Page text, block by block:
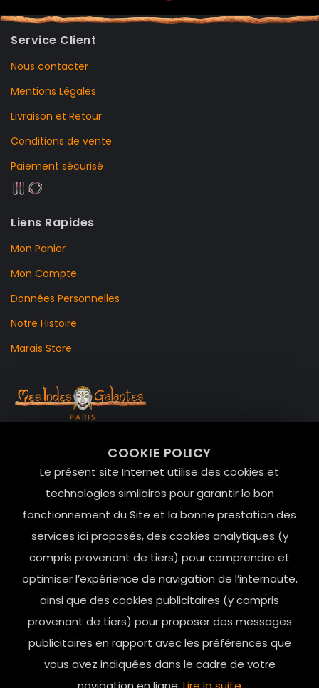
COOKIE POLICY
Le présent site Internet utilise des cookies et
technologies similaires pour garantir le bon
fonctionnement du Site et la bonne prestation des
services ici proposés, des cookies analytiques (y
compris provenant de tiers) pour comprendre et
optimiser l’expérience de navigation de l’internaute,
ainsi que des cookies publicitaires (y compris
provenant de tiers) pour proposer des messages
publicitaires en rapport avec les préférences que
vous avez indiquées dans le cadre de votre
Service Client
Nous contacter
Mentions Légales
Livraison et Retour
Conditions de vente
Paiement sécurisé
Liens Rapides
Mon Panier
Mon Compte
Données Personnelles
Notre Histoire
Marais Store
Le Marais, 75004 Paris
contact@mesindesgalantes.com
01.42.72.42.51